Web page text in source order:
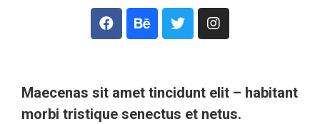
Maecenas sit amet tincidunt elit – habitant
morbi tristique senectus et netus.